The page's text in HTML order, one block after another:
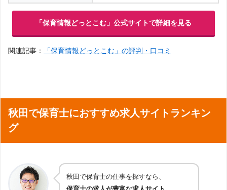
「保育情報どっとこむ」公式サイトで詳細を見る
関連記事： 「保育情報どっとこむ」の評判・口コミ
秋田で保育士におすすめ求人サイトランキン
グ
秋田で保育士の仕事を探すなら、